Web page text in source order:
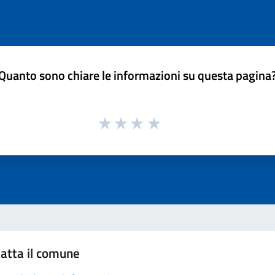
sono chiare le informazioni su questa
il comune